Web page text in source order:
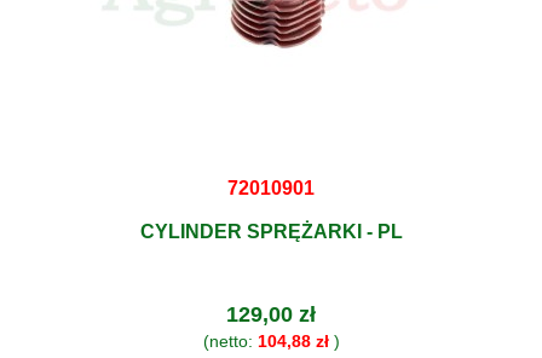
72010901
CYLINDER SPRĘŻARKI - PL
129,00 zł
(netto: 104,88 zł)